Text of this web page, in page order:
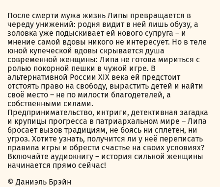
После смерти мужа жизнь Липы превращается в
череду унижений: родня видит в ней лишь обузу, а
золовка уже подыскивает ей нового супруга – и
мнение самой вдовы никого не интересует. Но в теле
юной купеческой вдовы скрывается душа
современной женщины: Липа не готова мириться с
ролью покорной пешки в чужой игре. В
альтернативной России XIX века ей предстоит
отстоять право на свободу, вырастить детей и найти
своё место – не по милости благодетелей, а
собственными силами.
Предпринимательство, интриги, детективная загадка
и крупицы прогресса в патриархальном мире – Липа
бросает вызов традициям, не боясь ни сплетен, ни
угроз. Хотите узнать, получится ли у неё переписать
правила игры и обрести счастье на своих условиях?
Включайте аудиокнигу – история сильной женщины
начинается прямо сейчас!
© Даниэль Брэйн